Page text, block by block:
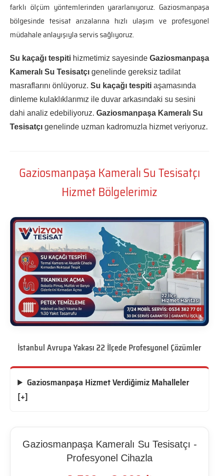
farklı ölçüm yöntemlerinden yararlanıyoruz. Gaziosmanpaşa
bölgesinde tesisat arızalarına hızlı ulaşım ve profesyonel
müdahale anlayışıyla servis sağlıyoruz.
Su kaçağı tespiti hizmetimiz sayesinde Gaziosmanpaşa
Kameralı Su Tesisatçı genelinde gereksiz tadilat
masraflarını önlüyoruz. Su kaçağı tespiti aşamasında
dinleme kulaklıklarımız ile duvar arkasındaki su sesini
dahi analiz edebiliyoruz. Gaziosmanpaşa Kameralı Su
Tesisatçı genelinde uzman kadromuzla hizmet veriyoruz.
Gaziosmanpaşa Kameralı Su Tesisatçı
Hizmet Bölgelerimiz
İstanbul Avrupa Yakası 22 İlçede Profesyonel Çözümler
Gaziosmanpaşa Hizmet Verdiğimiz Mahalleler
[+]
Gaziosmanpaşa Kameralı Su Tesisatçı -
Profesyonel Cihazla